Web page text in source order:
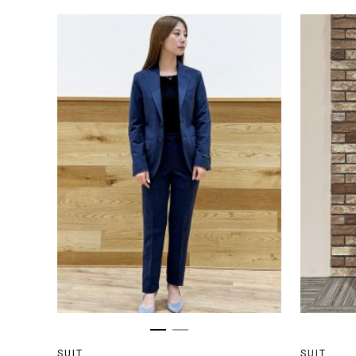
SUIT SUIT